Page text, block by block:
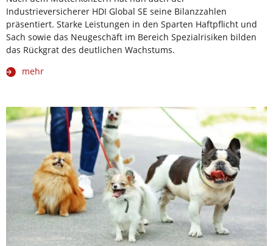
Industrieversicherer HDI Global SE seine Bilanzzahlen
präsentiert. Starke Leistungen in den Sparten Haftpflicht und
Sach sowie das Neugeschäft im Bereich Spezialrisiken bilden
das Rückgrat des deutlichen Wachstums.
mehr